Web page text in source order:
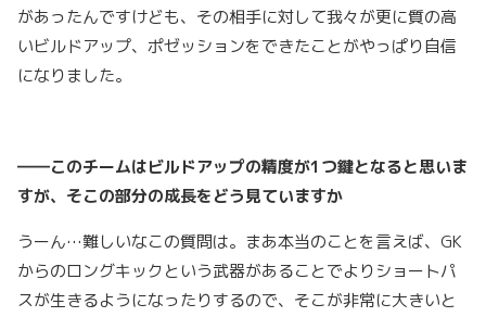
があったんですけども、その相手に対して我々が更に質の高
いビルドアップ、ポゼッションをできたことがやっぱり自信
になりました。
――このチームはビルドアップの精度が1 つ鍵となると思いま
すが、そこの部分の成長をどう見ていますか
うーん…難しいなこの質問は。まあ本当のことを言えば、GK
からのロングキックという武器があることでよりショートパ
スが生きるようになったりするので、そこが非常に大きいと